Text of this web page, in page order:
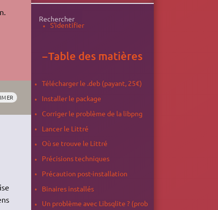
Rechercher
S'identifier
−Table des matières
Télécharger le .deb (payant, 25€)
Installer le package
Corriger le problème de la libpng
Lancer le Littré
Où se trouve le Littré
Précisions techniques
Précaution post-installation
Binaires installés
Un problème avec Libsqlite ? (prob